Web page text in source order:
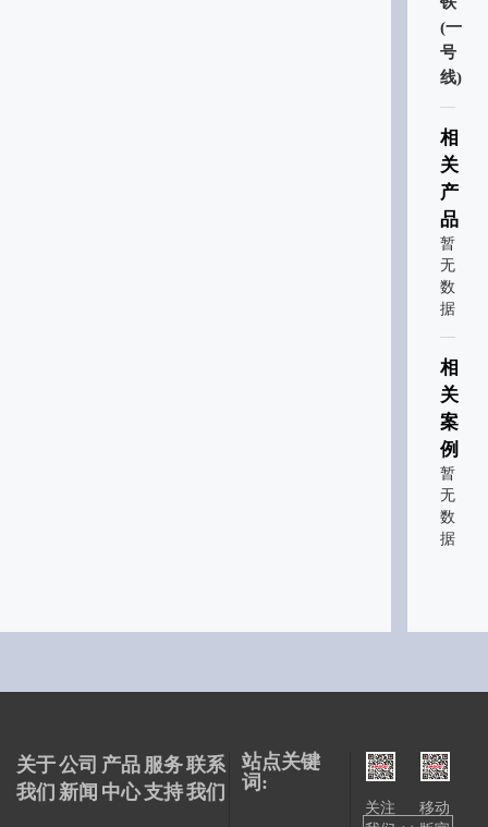
(一
号
线)
相
关
产
品
暂
无
数
据
相
关
案
例
暂
无
数
据
关于
我们
公司
新闻
产品
中心
服务
支持
联系
我们
站点关键
词:
关注
移动